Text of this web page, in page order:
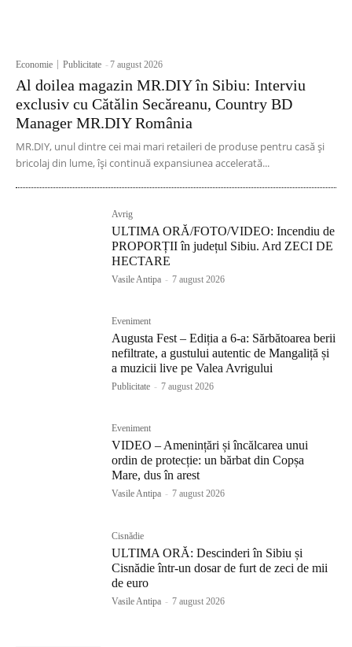
Economie Publicitate -7 august 2026
Al doilea magazin MR.DIY în Sibiu: Interviu
exclusiv cu Cătălin Secăreanu, Country BD
Manager MR.DIY România
MR.DIY, unul dintre cei mai mari retaileri de produse pentru casă și
bricolaj din lume, își continuă expansiunea accelerată...
Avrig
ULTIMA ORĂ/FOTO/VIDEO: Incendiu de
PROPORȚII în județul Sibiu. Ard ZECI DE
HECTARE
Vasile Antipa - 7 august 2026
Eveniment
Augusta Fest – Ediția a 6-a: Sărbătoarea berii
nefiltrate, a gustului autentic de Mangaliță și
a muzicii live pe Valea Avrigului
Publicitate - 7 august 2026
Eveniment
VIDEO – Amenințări și încălcarea unui
ordin de protecție: un bărbat din Copșa
Mare, dus în arest
Vasile Antipa - 7 august 2026
Cisnădie
ULTIMA ORĂ: Descinderi în Sibiu și
Cisnădie într-un dosar de furt de zeci de mii
de euro
Vasile Antipa - 7 august 2026